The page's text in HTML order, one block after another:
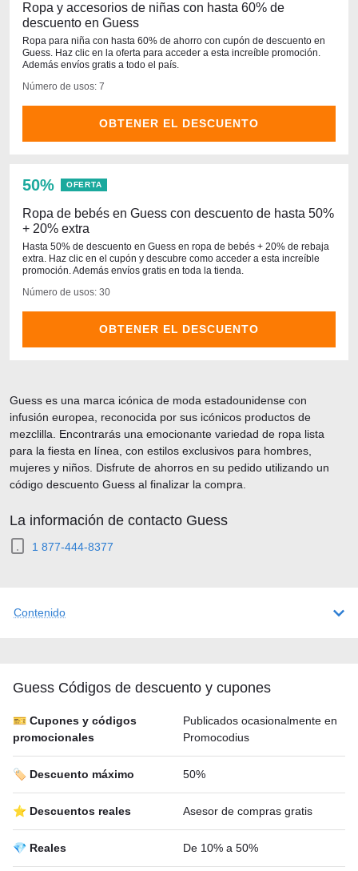
Ropa y accesorios de niñas con hasta 60% de
descuento en Guess
Ropa para niña con hasta 60% de ahorro con cupón de descuento en
Guess. Haz clic en la oferta para acceder a esta increíble promoción.
Además envíos gratis a todo el país.
Número de usos: 7
OBTENER EL DESCUENTO
50% OFERTA
Ropa de bebés en Guess con descuento de hasta 50%
+ 20% extra
Hasta 50% de descuento en Guess en ropa de bebés + 20% de rebaja
extra. Haz clic en el cupón y descubre como acceder a esta increíble
promoción. Además envíos gratis en toda la tienda.
Número de usos: 30
OBTENER EL DESCUENTO
Contenido
Guess Códigos de descuento y cupones
🎫 Cupones y códigos
promocionales
Publicados ocasionalmente en
Promocodius
🏷️ Descuento máximo 50%
⭐ Descuentos reales Asesor de compras gratis
💎 Reales De 10% a 50%
Guess es una marca icónica de moda estadounidense con
infusión europea, reconocida por sus icónicos productos de
mezclilla. Encontrarás una emocionante variedad de ropa lista
para la fiesta en línea, con estilos exclusivos para hombres,
mujeres y niños. Disfrute de ahorros en su pedido utilizando un
código descuento Guess al finalizar la compra.
La información de contacto Guess
1 877-444-8377